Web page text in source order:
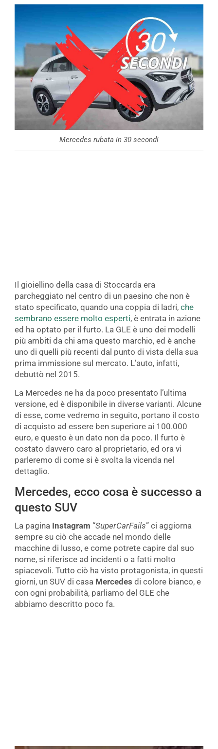
Mercedes rubata in 30 secondi
Il gioiellino della casa di Stoccarda era
parcheggiato nel centro di un paesino che non è
stato specificato, quando una coppia di ladri, che
sembrano essere molto esperti, è entrata in azione
ed ha optato per il furto. La GLE è uno dei modelli
più ambiti da chi ama questo marchio, ed è anche
uno di quelli più recenti dal punto di vista della sua
prima immissione sul mercato. L’auto, infatti,
debuttò nel 2015.
La Mercedes ne ha da poco presentato l’ultima
versione, ed è disponibile in diverse varianti. Alcune
di esse, come vedremo in seguito, portano il costo
di acquisto ad essere ben superiore ai 100.000
euro, e questo è un dato non da poco. Il furto è
costato davvero caro al proprietario, ed ora vi
parleremo di come si è svolta la vicenda nel
dettaglio.
Mercedes, ecco cosa è successo a
questo SUV
La pagina Instagram “SuperCarFails” ci aggiorna
sempre su ciò che accade nel mondo delle
macchine di lusso, e come potrete capire dal suo
nome, si riferisce ad incidenti o a fatti molto
spiacevoli. Tutto ciò ha visto protagonista, in questi
giorni, un SUV di casa Mercedes di colore bianco, e
con ogni probabilità, parliamo del GLE che
abbiamo descritto poco fa.